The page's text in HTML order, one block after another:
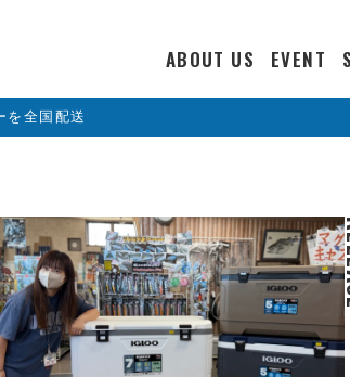
ABOUT US EVENT
を全国配送